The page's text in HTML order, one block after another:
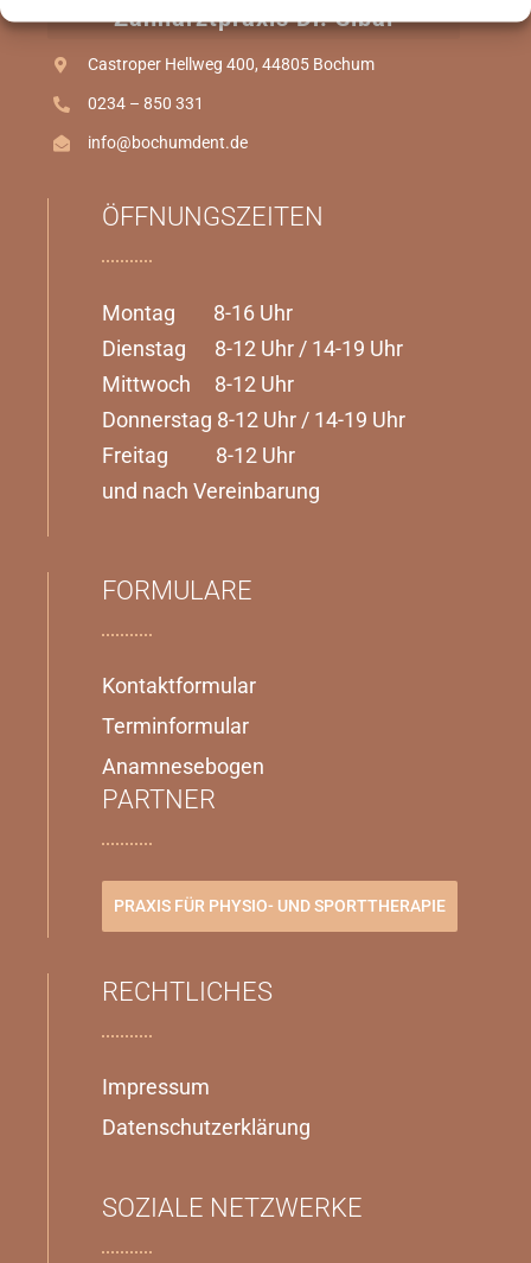
Zahnarztpraxis Dr. Sibai
Castroper Hellweg 400, 44805 Bochum
0234 – 850 331
info@bochumdent.de
ÖFFNUNGSZEITEN
Montag 8-16 Uhr
Dienstag 8-12 Uhr / 14-19 Uhr
Mittwoch 8-12 Uhr
Donnerstag 8-12 Uhr / 14-19 Uhr
Freitag 8-12 Uhr
und nach Vereinbarung
FORMULARE
Kontaktformular
Terminformular
Anamnesebogen
PARTNER
PRAXIS FÜR PHYSIO- UND SPORTTHERAPIE
RECHTLICHES
Impressum
Datenschutzerklärung
SOZIALE NETZWERKE